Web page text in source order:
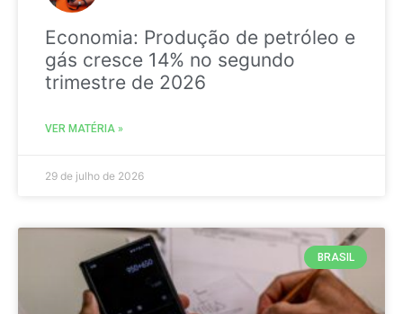
Economia: Produção de petróleo e
gás cresce 14% no segundo
trimestre de 2026
VER MATÉRIA »
29 de julho de 2026
BRASIL